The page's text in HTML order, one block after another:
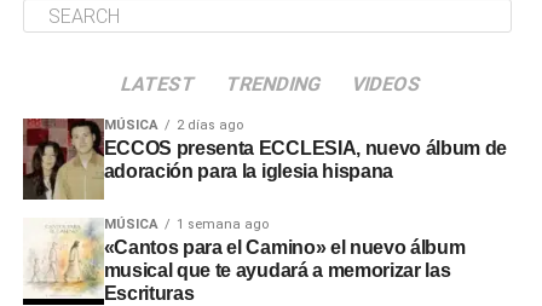
LATEST TRENDING VIDEOS
MÚSICA 2 días ago
ECCOS presenta ECCLESIA, nuevo álbum de
adoración para la iglesia hispana
MÚSICA 1 semana ago
«Cantos para el Camino» el nuevo álbum
musical que te ayudará a memorizar las
Escrituras